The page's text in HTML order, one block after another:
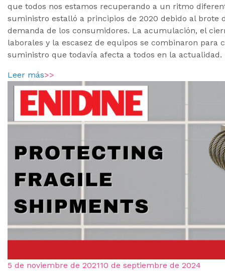
que todos nos estamos recuperando a un ritmo
suministro estalló a principios de 2020 debido al brote
demanda de los consumidores. La acumulación, el
laborales y la escasez de equipos se combinaron para
suministro que todavía afecta a todos en la actualidad.
Leer más>>
5 de noviembre de 202110 de septiembre de 2024